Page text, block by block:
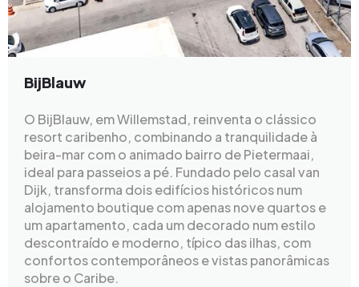
BijBlauw
O BijBlauw, em Willemstad, reinventa o clássico
resort caribenho, combinando a tranquilidade à
beira-mar com o animado bairro de Pietermaai,
ideal para passeios a pé. Fundado pelo casal van
Dijk, transforma dois edifícios históricos num
alojamento boutique com apenas nove quartos e
um apartamento, cada um decorado num estilo
descontraído e moderno, típico das ilhas, com
confortos contemporâneos e vistas panorâmicas
sobre o Caribe.